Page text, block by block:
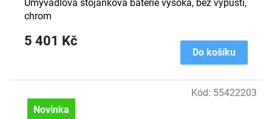
5 401 Kč
Do košíku
Umyvadlová stojánková baterie vysoká, bez výpusti,
chrom
Novinka
Kód: 55422203